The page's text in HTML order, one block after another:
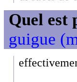
Quel est
guigue